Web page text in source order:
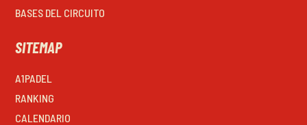
BASES DEL CIRCUITO
SITEMAP
A1PADEL
RANKING
CALENDARIO